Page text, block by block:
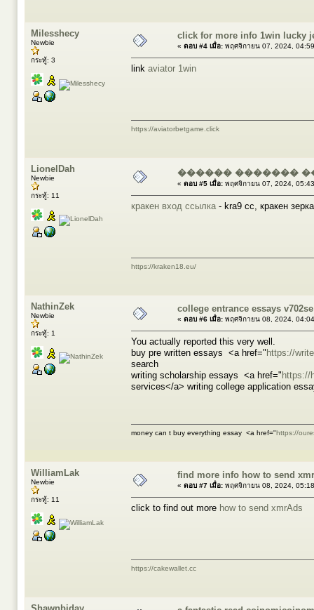
Milesshecy
Newbie
กระทู้: 3
click for more info 1win lucky
« ตอบ #4 เมื่อ: พฤศจิกายน 07, 2024,
link aviator 1win
https://aviatorbetgame.click
LionelDah
Newbie
กระทู้: 11
������ �������
« ตอบ #5 เมื่อ: พฤศจิกายน 07, 2024,
кракен вход ссылка - kra9 cc, кракен
https://kraken18.eu/
NathinZek
Newbie
กระทู้: 1
college entrance essays v702se
« ตอบ #6 เมื่อ: พฤศจิกายน 08, 2024,
You actually reported this very well.
buy pre written essays <a href=" https://
search
writing scholarship essays <a href=" https://
services</a> writing college application
money can t buy everything essay <a href="https://
WilliamLak
Newbie
กระทู้: 11
find more info how to send
« ตอบ #7 เมื่อ: พฤศจิกายน 08, 2024,
click to find out more how to send xmrAds
https://cakewallet.cc